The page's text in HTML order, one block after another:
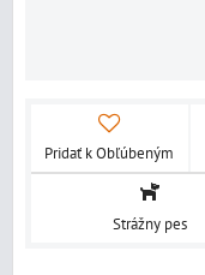
Pridať k Obľúbeným
Strážny pes